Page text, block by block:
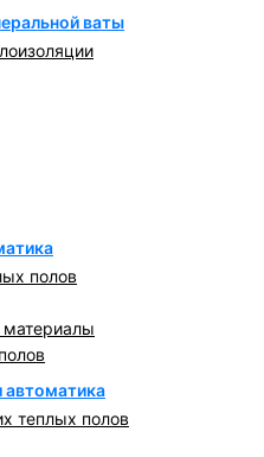
ваты
полов
автоматика
теплых полов